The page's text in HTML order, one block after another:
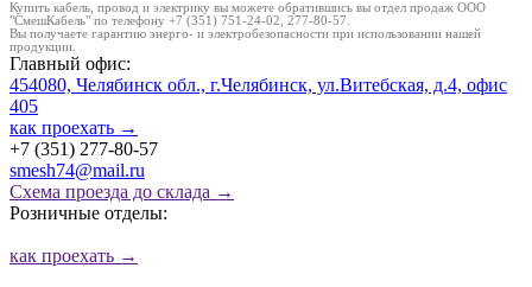
Купить кабель, провод и электрику вы можете обратившись вы отдел продаж ООО
"СмешКабель" по телефону +7 (351) 751-24-02, 277-80-57.
Вы получаете гарантию энерго- и электробезопасности при использовании нашей
продукции.
Главный офис:
454080, Челябинск обл., г.Челябинск, ул.Витебская, д.4, офис
405
как проехать →
+7 (351) 277-80-57
smesh74@mail.ru
Схема проезда до склада →
Розничные отделы:
как проехать →